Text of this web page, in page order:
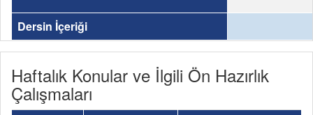
Dersin İçeriği
Haftalık Konular ve İlgili Ön Hazırlık
Çalışmaları